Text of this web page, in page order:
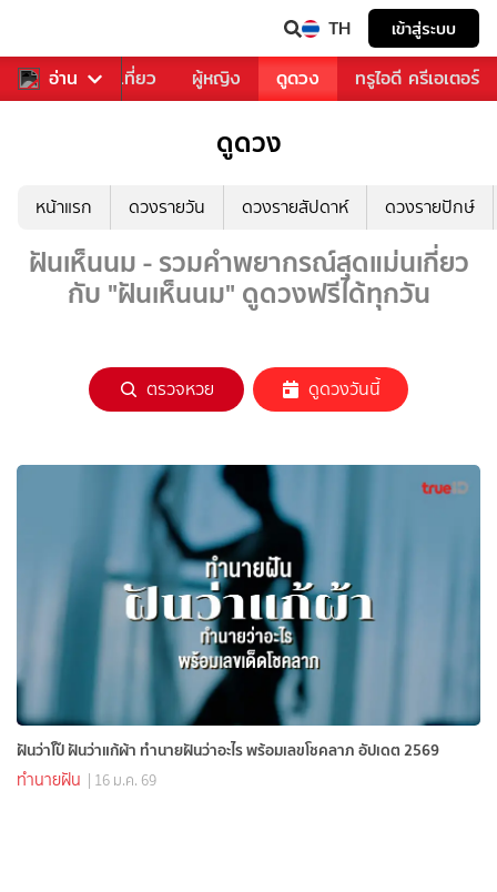
TH เข้าสู่ระบบ
อ่าน
อาหาร ท่องเที่ยว ผู้หญิง ดูดวง ทรูไอดี ครีเอเตอร์
ดูดวง
หน้าแรก ดวงรายวัน ดวงรายสัปดาห์ ดวงรายปักษ์
ฝันเห็นนม - รวมคำพยากรณ์สุดแม่นเกี่ยว
กับ "ฝันเห็นนม" ดูดวงฟรีได้ทุกวัน
ตรวจหวย ดูดวงวันนี้
ฝันว่าโป๊ ฝันว่าแก้ผ้า ทำนายฝันว่าอะไร พร้อมเลขโชคลาภ อัปเดต 2569
ทำนายฝัน | 16 ม.ค. 69